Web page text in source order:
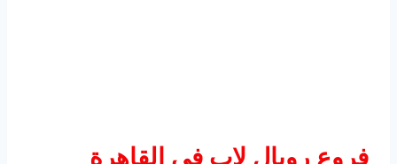
فروع رويال لاب في القاهرة